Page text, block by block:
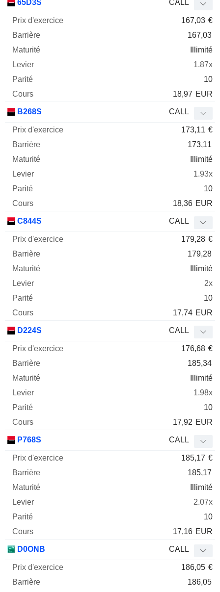
65D3S CALL
167,03 €
167,03
Illimité
1.87x
10
18,97 EUR
B268S CALL
173,11 €
173,11
Illimité
1.93x
10
18,36 EUR
C844S CALL
179,28 €
179,28
Illimité
2x
10
17,74 EUR
D224S CALL
176,68 €
185,34
Illimité
1.98x
10
17,92 EUR
P768S CALL
185,17 €
185,17
Illimité
2.07x
10
17,16 EUR
D0ONB CALL
186,05 €
186,05